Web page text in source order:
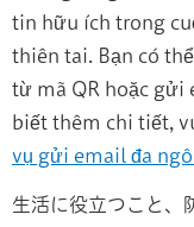
tin hữu ích trong
thiên tai. Bạn có
từ mã QR hoặc gửi
biết thêm chi tiết,
vụ gửi email đa
生活に役立つこと、